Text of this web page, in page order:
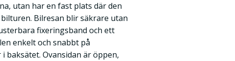
utan har en fast plats där den
Bilresan blir säkrare utan
fixeringsband och ett
enkelt och snabbt på
baksätet. Ovansidan är öppen,